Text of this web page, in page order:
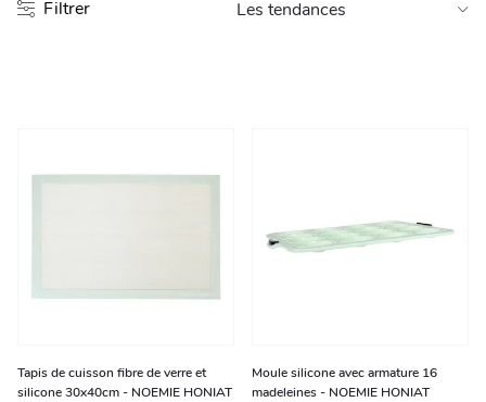
Filtrer
Tapis de cuisson fibre de verre et
silicone 30x40cm - NOEMIE HONIAT
Moule silicone avec armature 16
madeleines - NOEMIE HONIAT